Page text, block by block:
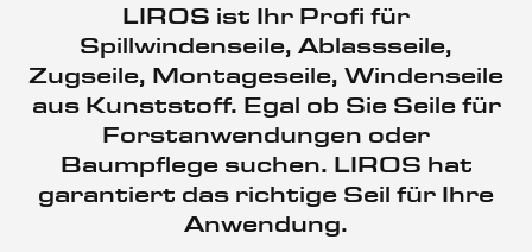
LIROS ist Ihr Profi für
Spillwindenseile, Ablassseile,
Zugseile, Montageseile, Windenseile
aus Kunststoff. Egal ob Sie Seile für
Forstanwendungen oder
Baumpflege suchen. LIROS hat
garantiert das richtige Seil für Ihre
Anwendung.